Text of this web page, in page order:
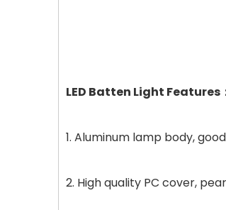
LED Batten Light Features
1. Aluminum lamp body,
2. High quality PC cover,